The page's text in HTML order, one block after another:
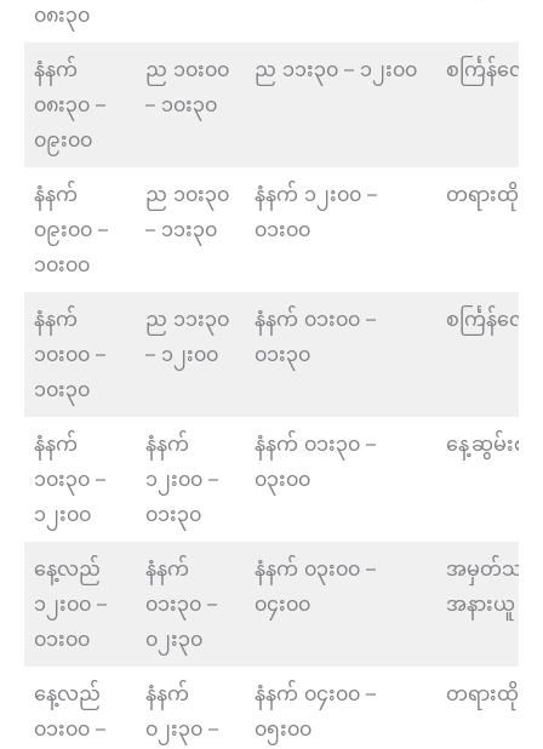
၀၈း၃၀
နံနက်
၀၈း၃၀ –
၀၉း၀၀
ည ၁၀း၀၀
– ၁၀း၃၀
ည ၁၁း၃၀ – ၁၂း၀၀ စင်္ကြန်လျှ
နံနက်
၀၉း၀၀ –
၁၀း၀၀
ည ၁၀း၃၀
– ၁၁း၃၀
နံနက် ၁၂း၀၀ –
၀၁း၀၀
တရားထိုင်
နံနက်
၁၀း၀၀ –
၁၀း၃၀
ည ၁၁း၃၀
– ၁၂း၀၀
နံနက် ၀၁း၀၀ –
၀၁း၃၀
စင်္ကြန်လျှ
နံနက်
၁၀း၃၀ –
၁၂း၀၀
နံနက်
၁၂း၀၀ –
၀၁း၃၀
နံနက် ၀၁း၃၀ –
၀၃း၀၀
နေ့ဆွမ်းစား
နေ့လည်
၁၂း၀၀ –
၀၁း၀၀
နံနက်
၀၁း၃၀ –
၀၂း၃၀
နံနက် ၀၃း၀၀ –
၀၄း၀၀
အမှတ်သတိ
အနားယူ
နေ့လည်
၀၁း၀၀ –
နံနက်
၀၂း၃၀ –
နံနက် ၀၄း၀၀ –
၀၅း၀၀
တရားထိုင်